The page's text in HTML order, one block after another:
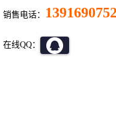
销售电话：
在线QQ：